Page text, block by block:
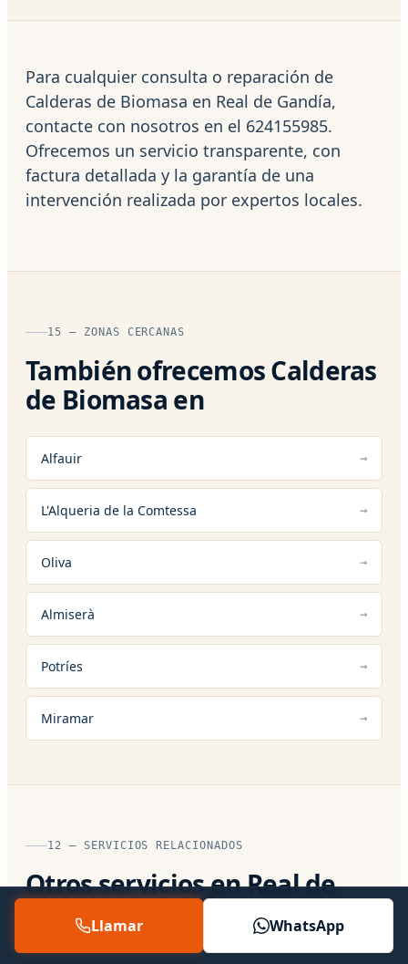
Para cualquier consulta o reparación de
Calderas de Biomasa en Real de Gandía,
contacte con nosotros en el 624155985.
Ofrecemos un servicio transparente, con
factura detallada y la garantía de una
intervención realizada por expertos locales.
15 — ZONAS CERCANAS
También ofrecemos Calderas
de Biomasa en
Alfauir
L'Alqueria de la Comtessa
Oliva
Almiserà
Potríes
Miramar
12 — SERVICIOS RELACIONADOS
Otros servicios en Real de
GandíaLlamar WhatsApp